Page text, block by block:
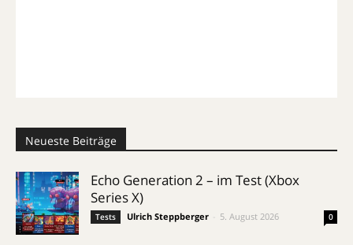
Neueste Beiträge
Echo Generation 2 – im Test (Xbox
Series X)
Tests Ulrich Steppberger 5. August 2026 0